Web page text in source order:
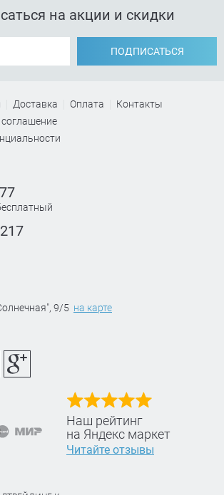
на акции и скидки
ПОДПИСАТЬСЯ
Доставка Оплата
Контакты
9/5 на карте
Наш рейтинг
на Яндекс маркет
Читайте отзывы